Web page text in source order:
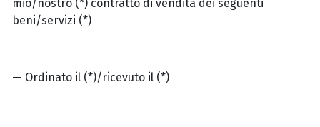
mio/nostro (*) contratto di vendita dei seguenti
beni/servizi (*)
— Ordinato il (*)/ricevuto il (*)